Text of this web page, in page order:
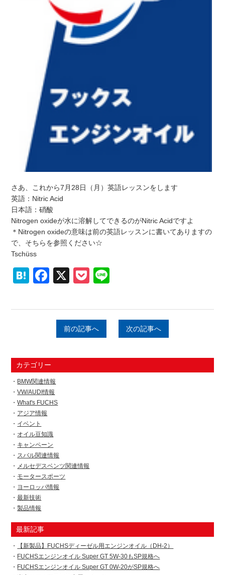
カテゴリー
BMW関連情報
VW/AUDI情報
What's FUCHS
アジア情報
イベント
オイル豆知識
キャンペーン
スバル関連情報
メルセデスベンツ関連情報
モータースポーツ
ヨーロッパ情報
最新技術
製品情報
最新記事
【新製品】FUCHSディーゼル用エンジンオイル（DH-2）
FUCHSエンジンオイル Super GT 5W-30もSP規格へ
FUCHSエンジンオイル Super GT 0W-20がSP規格へ
さあ、これから7月28日（月）英語レッスンをします
英語：Nitric Acid
日本語：硝酸
Nitrogen oxideが水に溶解してできるのがNitric Acidですよ
＊Nitrogen oxideの意味は前の英語レッスンに書いてありますの
で、そちらを参照ください☆
Tschüss
Hatena
Facebook
X Pocket
前の記事へ 次の記事へ